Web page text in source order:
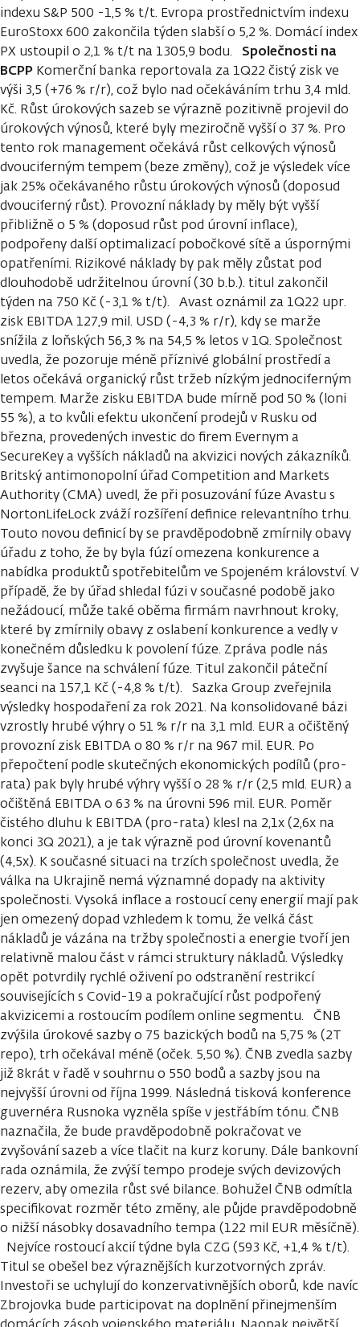
indexu S&P 500 -1,5 % t/t. Evropa prostřednictvím indexu
EuroStoxx 600 zakončila týden slabší o 5,2 %. Domácí index
PX ustoupil o 2,1 % t/t na 1305,9 bodu. Společnosti na
BCPP Komerční banka reportovala za 1Q22 čistý zisk ve
výši 3,5 (+76 % r/r), což bylo nad očekáváním trhu 3,4 mld.
Kč. Růst úrokových sazeb se výrazně pozitivně projevil do
úrokových výnosů, které byly meziročně vyšší o 37 %. Pro
tento rok management očekává růst celkových výnosů
dvouciferným tempem (beze změny), což je výsledek více
jak 25% očekávaného růstu úrokových výnosů (doposud
dvouciferný růst). Provozní náklady by měly být vyšší
přibližně o 5 % (doposud růst pod úrovní inflace),
podpořeny další optimalizací pobočkové sítě a úspornými
opatřeními. Rizikové náklady by pak měly zůstat pod
dlouhodobě udržitelnou úrovní (30 b.b.). titul zakončil
týden na 750 Kč (-3,1 % t/t). Avast oznámil za 1Q22 upr.
zisk EBITDA 127,9 mil. USD (-4,3 % r/r), kdy se marže
snížila z loňských 56,3 % na 54,5 % letos v 1Q. Společnost
uvedla, že pozoruje méně příznivé globální prostředí a
letos očekává organický růst tržeb nízkým jednociferným
tempem. Marže zisku EBITDA bude mírně pod 50 % (loni
55 %), a to kvůli efektu ukončení prodejů v Rusku od
března, provedených investic do firem Evernym a
SecureKey a vyšších nákladů na akvizici nových zákazníků.
Britský antimonopolní úřad Competition and Markets
Authority (CMA) uvedl, že při posuzování fúze Avastu s
NortonLifeLock zváží rozšíření definice relevantního trhu.
Touto novou definicí by se pravděpodobně zmírnily obavy
úřadu z toho, že by byla fúzí omezena konkurence a
nabídka produktů spotřebitelům ve Spojeném království. V
případě, že by úřad shledal fúzi v současné podobě jako
nežádoucí, může také oběma firmám navrhnout kroky,
které by zmírnily obavy z oslabení konkurence a vedly v
konečném důsledku k povolení fúze. Zpráva podle nás
zvyšuje šance na schválení fúze. Titul zakončil páteční
seanci na 157,1 Kč (-4,8 % t/t). Sazka Group zveřejnila
výsledky hospodaření za rok 2021. Na konsolidované bázi
vzrostly hrubé výhry o 51 % r/r na 3,1 mld. EUR a očištěný
provozní zisk EBITDA o 80 % r/r na 967 mil. EUR. Po
přepočtení podle skutečných ekonomických podílů (pro-
rata) pak byly hrubé výhry vyšší o 28 % r/r (2,5 mld. EUR) a
očištěná EBITDA o 63 % na úrovni 596 mil. EUR. Poměr
čistého dluhu k EBITDA (pro-rata) klesl na 2,1x (2,6x na
konci 3Q 2021), a je tak výrazně pod úrovní kovenantů
(4,5x). K současné situaci na trzích společnost uvedla, že
válka na Ukrajině nemá významné dopady na aktivity
společnosti. Vysoká inflace a rostoucí ceny energií mají pak
jen omezený dopad vzhledem k tomu, že velká část
nákladů je vázána na tržby společnosti a energie tvoří jen
relativně malou část v rámci struktury nákladů. Výsledky
opět potvrdily rychlé oživení po odstranění restrikcí
souvisejících s Covid-19 a pokračující růst podpořený
akvizicemi a rostoucím podílem online segmentu. ČNB
zvýšila úrokové sazby o 75 bazických bodů na 5,75 % (2T
repo), trh očekával méně (oček. 5,50 %). ČNB zvedla sazby
již 8krát v řadě v souhrnu o 550 bodů a sazby jsou na
nejvyšší úrovni od října 1999. Následná tisková konference
guvernéra Rusnoka vyzněla spíše v jestřábím tónu. ČNB
naznačila, že bude pravděpodobně pokračovat ve
zvyšování sazeb a více tlačit na kurz koruny. Dále bankovní
rada oznámila, že zvýší tempo prodeje svých devizových
rezerv, aby omezila růst své bilance. Bohužel ČNB odmítla
specifikovat rozměr této změny, ale půjde pravděpodobně
o nižší násobky dosavadního tempa (122 mil EUR měsíčně).
Nejvíce rostoucí akcií týdne byla CZG (593 Kč, +1,4 % t/t).
Titul se obešel bez výraznějších kurzotvorných zpráv.
Investoři se uchylují do konzervativnějších oborů, kde navíc
Zbrojovka bude participovat na doplnění přinejmenším